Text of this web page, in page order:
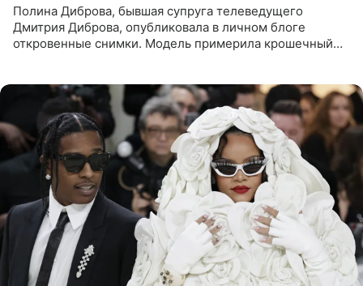
Полина Диброва, бывшая супруга телеведущего
Дмитрия Диброва, опубликовала в личном блоге
откровенные снимки. Модель примерила крошечный